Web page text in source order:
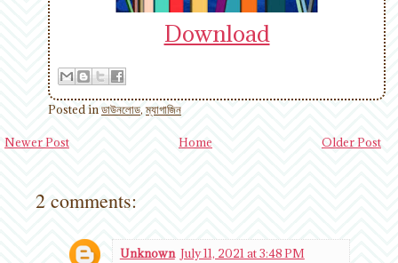
Download
Posted inডাউনলোড,ম্যাগাজিন
Newer Post Older Post
Home
2 comments:
Unknown July 11, 2021 at 3:48 PM